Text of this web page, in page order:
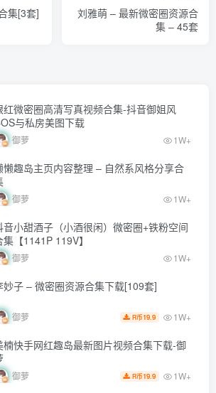
集[3套]
刘雅萌 – 最新微密圈资源合
集 – 45套
红微密圈高清写真视频合集-抖音御姐风
与私房美图下载
御萝 1W+
懒趣岛主页内容整理 – 自然系风格分享合
御萝 1W+
音小甜酒子（小酒很闲）微密圈+铁粉空间
集【1141P 119V】
御萝 1W+
妙子 – 微密圈资源合集下载[109套]
御萝 R币19.9 1W+
楠快手网红趣岛最新图片视频合集下载-御
御萝 R币19.9 1W+